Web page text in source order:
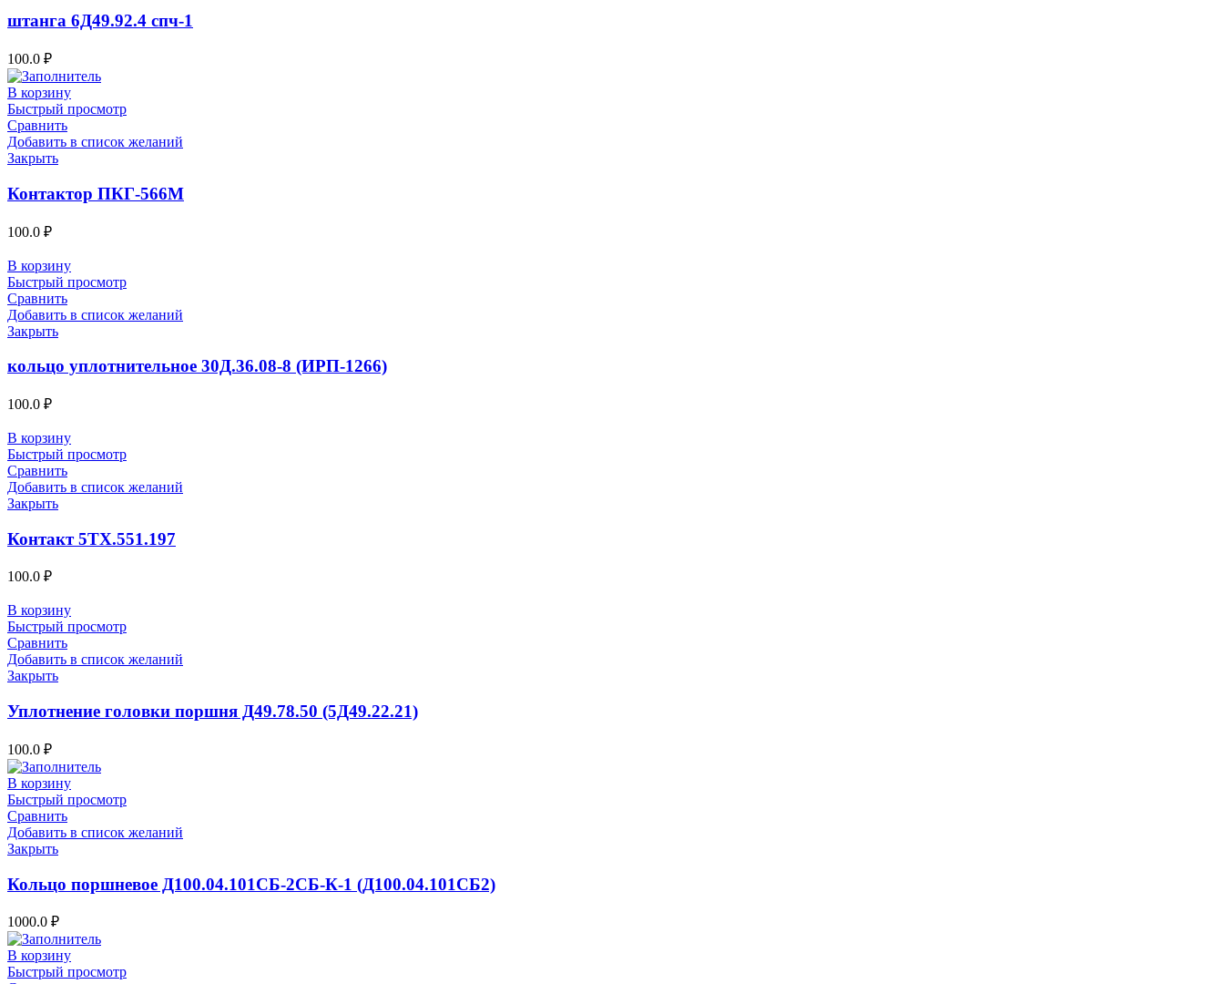
штанга 6Д49.92.4 спч-1
100.0 ₽
В корзину
Быстрый просмотр
Сравнить
Добавить в список желаний
Закрыть
Контактор ПКГ-566М
100.0 ₽
В корзину
Быстрый просмотр
Сравнить
Добавить в список желаний
Закрыть
кольцо уплотнительное 30Д.36.08-8 (ИРП-1266)
100.0 ₽
В корзину
Быстрый просмотр
Сравнить
Добавить в список желаний
Закрыть
Контакт 5ТХ.551.197
100.0 ₽
В корзину
Быстрый просмотр
Сравнить
Добавить в список желаний
Закрыть
Уплотнение головки поршня Д49.78.50 (5Д49.22.21)
100.0 ₽
В корзину
Быстрый просмотр
Сравнить
Добавить в список желаний
Закрыть
Кольцо поршневое Д100.04.101СБ-2СБ-К-1 (Д100.04.101СБ2)
1000.0 ₽
В корзину
Быстрый просмотр